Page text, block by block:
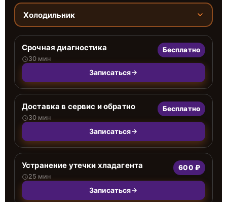
Холодильник
Срочная диагностика
30 мин
Бесплатно
Записаться
Доставка в сервис и обратно
30 мин
Бесплатно
Записаться
Устранение утечки хладагента
25 мин
600 ₽
Записаться